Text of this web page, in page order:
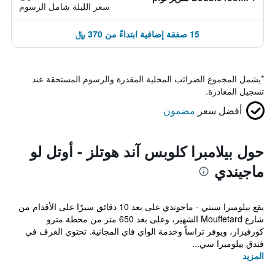
سعر الليلة شامل الرسوم
15 صفقة إضافية ابتداءً من 370 ﷼
*يشمل المجموع الضرائب المحلية المقدرة والرسوم المستحقة عند
تسجيل المغادرة.
أفضل سعر مضمون
حول بيلامبرا كلوبس آند هوتلز - أوتل لو
ماجيندي
يقع بيلومبرا سيتي - ماجوندي على بعد 10 دقائق سيرًا على الأقدام من
شارع Mouffetard الشهير، وعلى بعد 650 متر من محطة مترو
كورفيزار، ويوفر تراساً وخدمة الواي فاي المجانية. تحتوي الغرف في
فندق بيلومبرا سي...
المزيد